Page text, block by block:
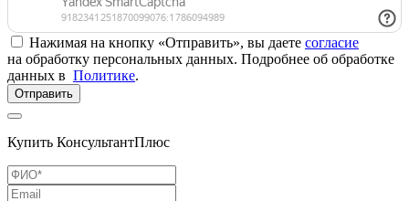
Нажимая на кнопку «Отправить», вы даете согласие
на обработку персональных данных. Подробнее об обработке
данных в Политике.
Отправить
Купить КонсультантПлюс